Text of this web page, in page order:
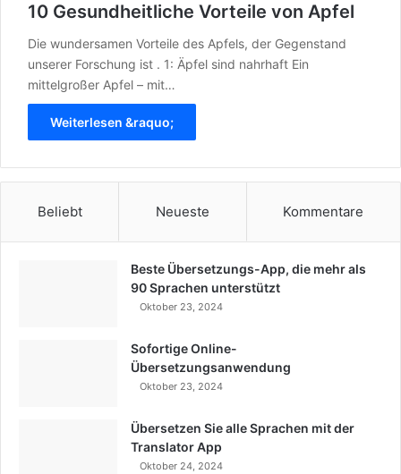
10 Gesundheitliche Vorteile von Apfel
Die wundersamen Vorteile des Apfels, der Gegenstand
unserer Forschung ist . 1: Äpfel sind nahrhaft Ein
mittelgroßer Apfel – mit…
Weiterlesen &raquo;
Beliebt Neueste Kommentare
Beste Übersetzungs-App, die mehr als
90 Sprachen unterstützt
Oktober 23, 2024
Sofortige Online-
Übersetzungsanwendung
Oktober 23, 2024
Übersetzen Sie alle Sprachen mit der
Translator App
Oktober 24, 2024